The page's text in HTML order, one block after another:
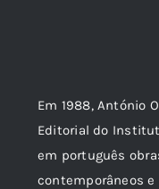
Em 1988, António
Editorial do
em português
contemporâneos